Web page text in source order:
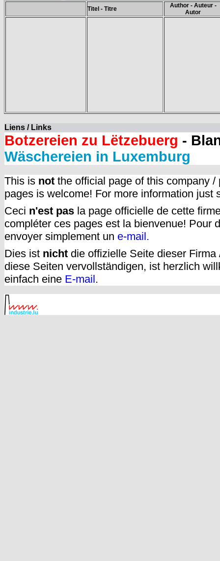
Titel - Titre
Author - Auteur -
Autor
Liens / Links
Botzereien zu Lëtzebuerg -
Wäschereien in Luxemburg
This is not the official page of this company
pages is welcome! For more information just
Ceci n'est pas la page officielle de cette
compléter ces pages est la bienvenue! Pour
envoyer simplement un e-mail.
Dies ist nicht die offizielle Seite dieser
diese Seiten vervollständigen, ist herzlich
einfach eine E-mail.